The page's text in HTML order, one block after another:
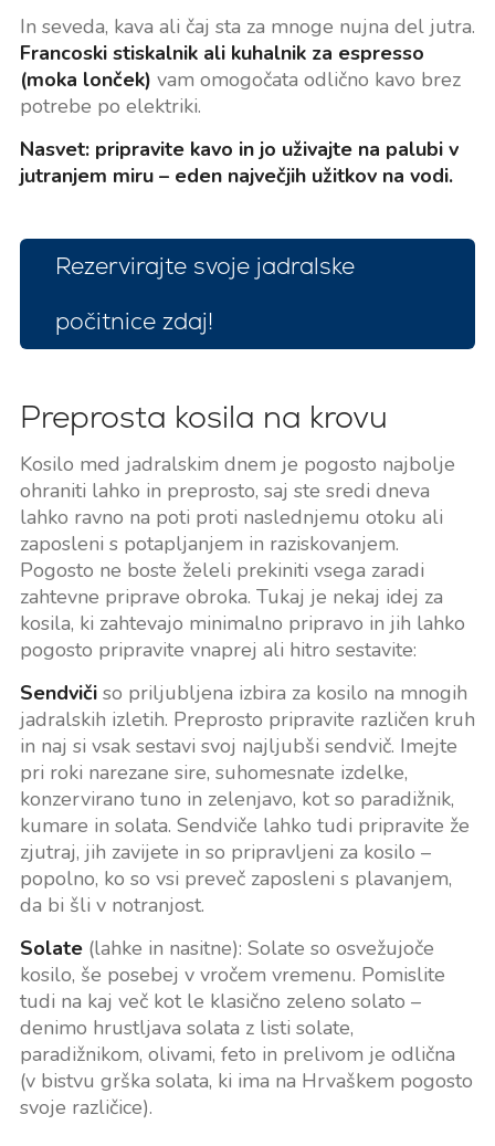
In seveda, kava ali čaj sta za mnoge nujna del jutra.
Francoski stiskalnik ali kuhalnik za espresso
(moka lonček) vam omogočata odlično kavo brez
potrebe po elektriki.
Nasvet: pripravite kavo in jo uživajte na palubi v
jutranjem miru – eden največjih užitkov na vodi.
Rezervirajte svoje jadralske
počitnice zdaj!
Preprosta kosila na krovu
Kosilo med jadralskim dnem je pogosto najbolje
ohraniti lahko in preprosto, saj ste sredi dneva
lahko ravno na poti proti naslednjemu otoku ali
zaposleni s potapljanjem in raziskovanjem.
Pogosto ne boste želeli prekiniti vsega zaradi
zahtevne priprave obroka. Tukaj je nekaj idej za
kosila, ki zahtevajo minimalno pripravo in jih lahko
pogosto pripravite vnaprej ali hitro sestavite:
Sendvičiso priljubljena izbira za kosilo na mnogih
jadralskih izletih. Preprosto pripravite različen kruh
in naj si vsak sestavi svoj najljubši sendvič. Imejte
pri roki narezane sire, suhomesnate izdelke,
konzervirano tuno in zelenjavo, kot so paradižnik,
kumare in solata. Sendviče lahko tudi pripravite že
zjutraj, jih zavijete in so pripravljeni za kosilo –
popolno, ko so vsi preveč zaposleni s plavanjem,
da bi šli v notranjost.
Solate(lahke in nasitne): Solate so osvežujoče
kosilo, še posebej v vročem vremenu. Pomislite
tudi na kaj več kot le klasično zeleno solato –
denimo hrustljava solata z listi solate,
paradižnikom, olivami, feto in prelivom je odlična
(v bistvu grška solata, ki ima na Hrvaškem pogosto
svoje različice).